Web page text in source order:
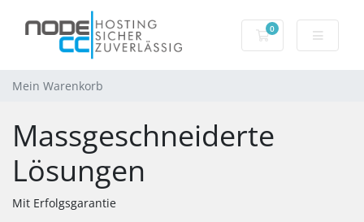
0
Mein Warenkorb
Mein Warenkorb
Massgeschneiderte
Lösungen
Mit Erfolgsgarantie